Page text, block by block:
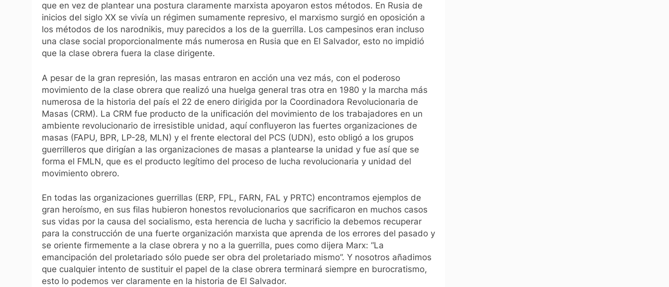
que en vez de plantear una postura claramente marxista apoyaron estos métodos. En Rusia de
inicios del siglo XX se vivía un régimen sumamente represivo, el marxismo surgió en oposición a
los métodos de los narodnikis, muy parecidos a los de la guerrilla. Los campesinos eran incluso
una clase social proporcionalmente más numerosa en Rusia que en El Salvador, esto no impidió
que la clase obrera fuera la clase dirigente.
A pesar de la gran represión, las masas entraron en acción una vez más, con el poderoso
movimiento de la clase obrera que realizó una huelga general tras otra en 1980 y la marcha más
numerosa de la historia del país el 22 de enero dirigida por la Coordinadora Revolucionaria de
Masas (CRM). La CRM fue producto de la unificación del movimiento de los trabajadores en un
ambiente revolucionario de irresistible unidad, aquí confluyeron las fuertes organizaciones de
masas (FAPU, BPR, LP-28, MLN) y el frente electoral del PCS (UDN), esto obligó a los grupos
guerrilleros que dirigían a las organizaciones de masas a plantearse la unidad y fue así que se
forma el FMLN, que es el producto legítimo del proceso de lucha revolucionaria y unidad del
movimiento obrero.
En todas las organizaciones guerrillas (ERP, FPL, FARN, FAL y PRTC) encontramos ejemplos de
gran heroísmo, en sus filas hubieron honestos revolucionarios que sacrificaron en muchos casos
sus vidas por la causa del socialismo, esta herencia de lucha y sacrificio la debemos recuperar
para la construcción de una fuerte organización marxista que aprenda de los errores del pasado y
se oriente firmemente a la clase obrera y no a la guerrilla, pues como dijera Marx: “La
emancipación del proletariado sólo puede ser obra del proletariado mismo”. Y nosotros añadimos
que cualquier intento de sustituir el papel de la clase obrera terminará siempre en burocratismo,
esto lo podemos ver claramente en la historia de El Salvador.